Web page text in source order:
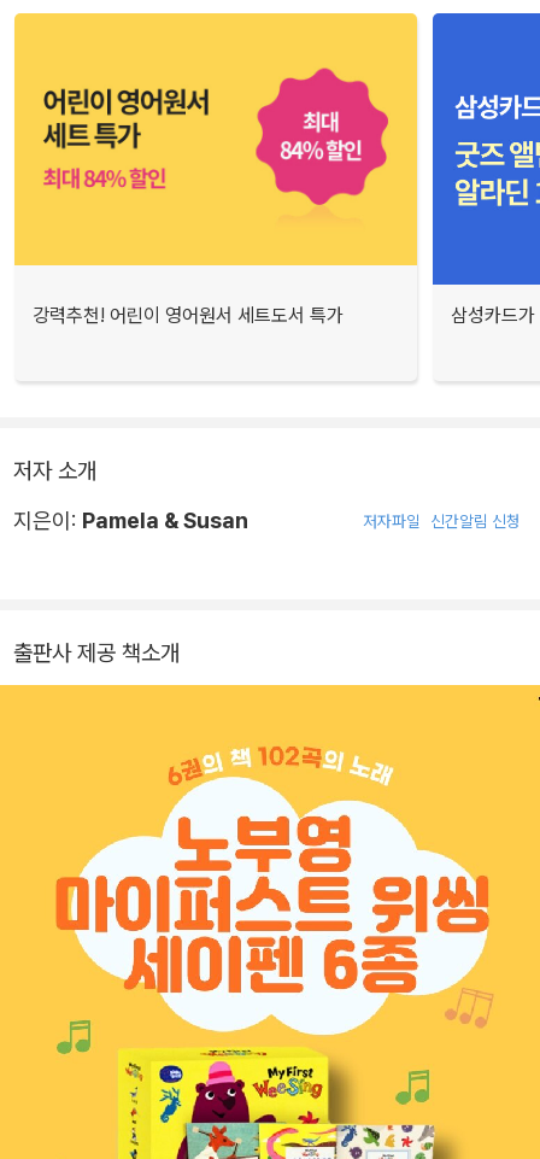
강력추천! 어린이 영어원서 세트도서 특가 삼성카드
저자 소개
지은이: Pamela & Susan 저자파일 신간알림 신청
출판사 제공 책소개